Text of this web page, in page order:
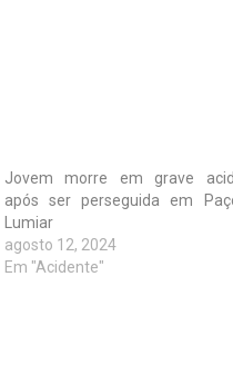
Jovem morre em grave
após ser perseguida em
Lumiar
agosto 12, 2024
Em "Acidente"